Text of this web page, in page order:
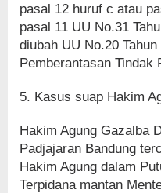
pasal 12 huruf c atau
pasal 11 UU No.31
diubah UU No.20
Pemberantasan Tindak
5. Kasus suap Hakim
Hakim Agung Gazalba
Padjajaran Bandung
Hakim Agung dalam
Terpidana mantan